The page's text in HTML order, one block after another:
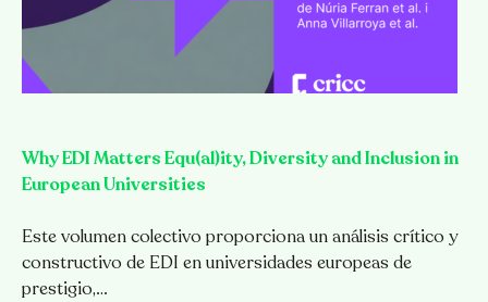
Why EDI Matters Equ(al)ity, Diversity and Inclusion in
European Universities
Este volumen colectivo proporciona un análisis crítico y
constructivo de EDI en universidades europeas de
prestigio,…